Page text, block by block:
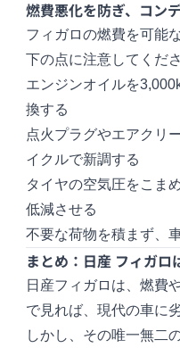
燃費悪化を防ぎ、コン
フィガロの燃費を可能
下の点に注意してくださ
エンジンオイルを
換する
点火プラグやエアクリ
イクルで新調する
タイヤの空気圧をこま
低減させる
不要な荷物を積まず、
まとめ：日産 フィガロ
日産フィガロは、燃費
で見れば、現代の車に
しかし、その唯一無二